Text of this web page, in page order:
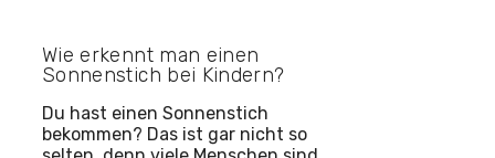
Wie erkennt man einen
Sonnenstich bei Kindern?
Du hast einen Sonnenstich
bekommen? Das ist gar nicht so